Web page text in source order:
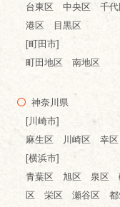
台東区 中央区 千
港区 目黒区
[町田市]
町田地区 南地区
神奈川県
[川崎市]
麻生区 川崎区 幸
[横浜市]
青葉区 旭区 泉区
区 栄区 瀬谷区 都